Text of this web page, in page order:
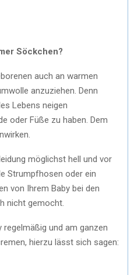
Söckchen?
auch an warmen
anzuziehen. Denn
Lebens neigen
oder Füße zu haben. Dem
möglichst hell und vor
Strumpfhosen oder ein
von Ihrem Baby bei den
nicht gemocht.
und am ganzen
hierzu lässt sich sagen: